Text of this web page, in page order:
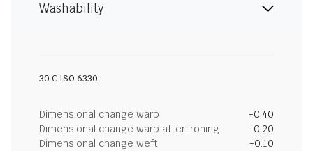
Washability
30 C ISO 6330
Dimensional change warp
-0.40
Dimensional change warp after ironing
-0.20
Dimensional change weft
-0.10